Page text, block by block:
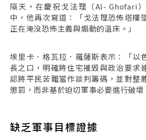
隔天，在慶祝戈法理（Al- Ghofari
中，他再次寫道：「戈法理恐怖塔樓
正在淹沒恐怖主義與煽動的溫床。」
埃里卡．格瓦拉．羅薩斯表示：「以
長之口，明確將住宅摧毀與政治要求
認將平民苦難當作談判籌碼，並對整
懲罰，而非基於迫切軍事必要進行破壞
缺乏軍事目標證據